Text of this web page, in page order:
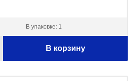
В упаковке: 1
В корзину